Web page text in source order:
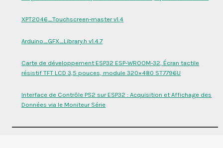
XPT2046_Touchscreen-master v1.4
Arduino_GFX_Library.h v1.4.7
Carte de développement ESP32 ESP-WROOM-32, Écran tactile
résistif TFT LCD 3,5 pouces, module 320×480 ST7796U
Interface de Contrôle PS2 sur ESP32 : Acquisition et Affichage des
Données via le Moniteur Série